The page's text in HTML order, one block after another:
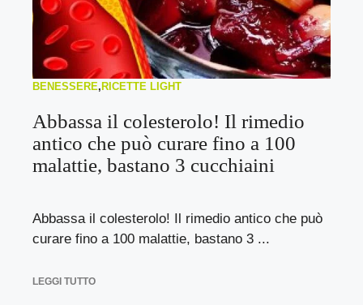
BENESSERE, RICETTE LIGHT
Abbassa il colesterolo! Il rimedio
antico che può curare fino a 100
malattie, bastano 3 cucchiaini
Abbassa il colesterolo! Il rimedio antico che può
curare fino a 100 malattie, bastano 3 ...
LEGGI TUTTO